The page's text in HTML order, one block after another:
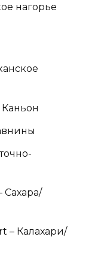
нагорье
Сахара/
– Калахари/